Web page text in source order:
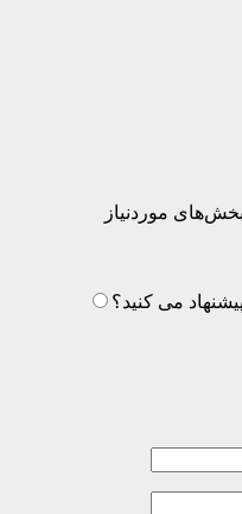
بخش‌های موردنیاز
می کنید؟